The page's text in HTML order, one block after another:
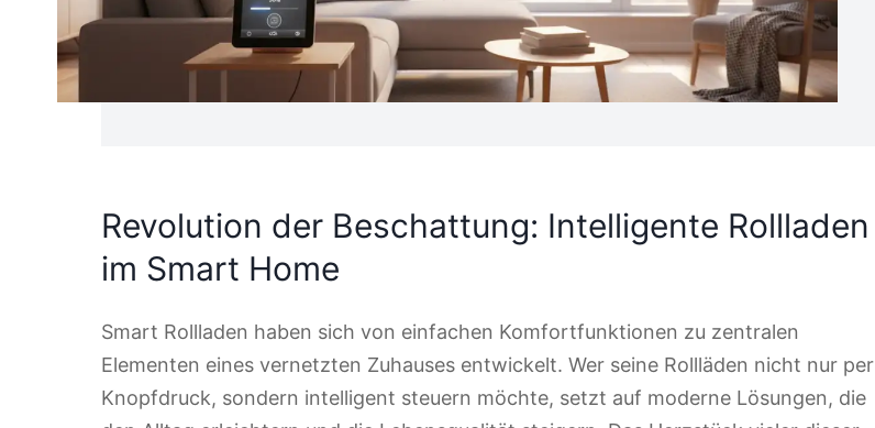
Revolution der Beschattung: Intelligente Rollladen
im Smart Home
Smart Rollladen haben sich von einfachen Komfortfunktionen zu zentralen
Elementen eines vernetzten Zuhauses entwickelt. Wer seine Rollläden nicht nur per
Knopfdruck, sondern intelligent steuern möchte, setzt auf moderne Lösungen, die